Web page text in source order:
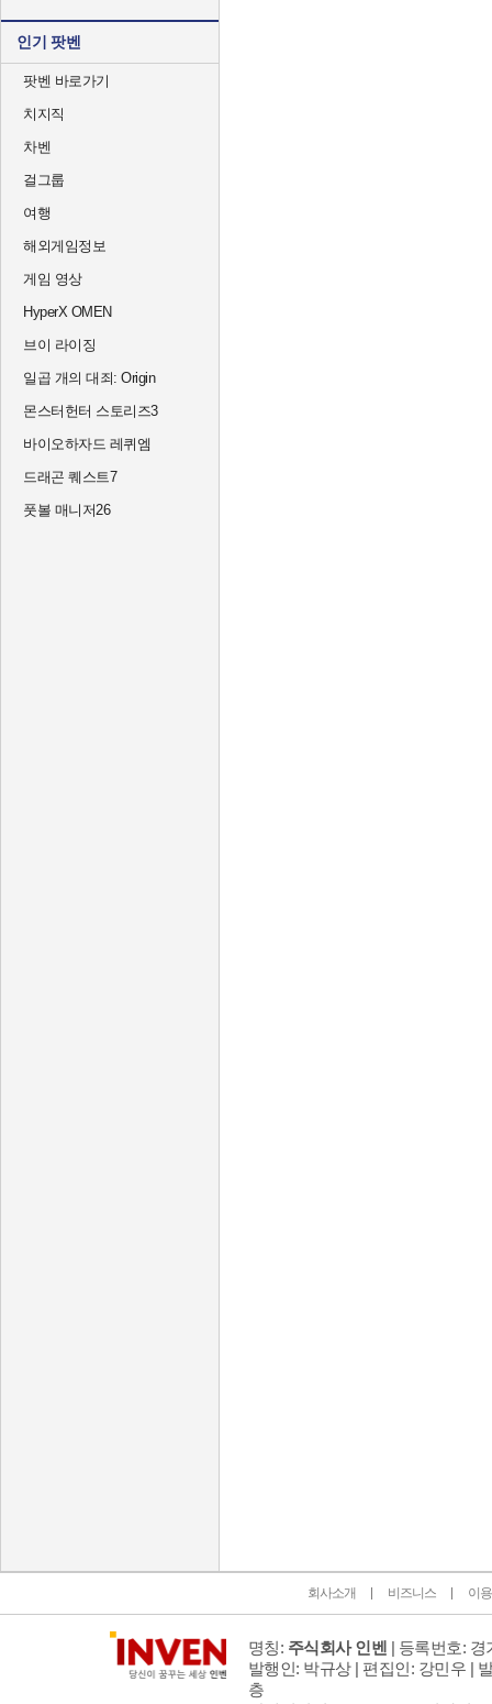
인기 팟벤
팟벤 바로가기
치지직
차벤
걸그룹
여행
해외게임정보
게임 영상
HyperX OMEN
브이 라이징
일곱 개의 대죄: Origin
몬스터헌터 스토리즈3
바이오하자드 레퀴엠
드래곤 퀘스트7
풋볼 매니저26
회사소개 비즈니스 이
명칭: 주식회사 인벤 | 등록번호: 경
발행인: 박규상 | 편집인: 강민우 |
층